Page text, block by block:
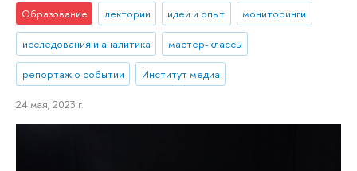
Образование лектории идеи и опыт мониторинги
исследования и аналитика мастер-классы
репортаж о событии Институт медиа
24 мая, 2023 г.